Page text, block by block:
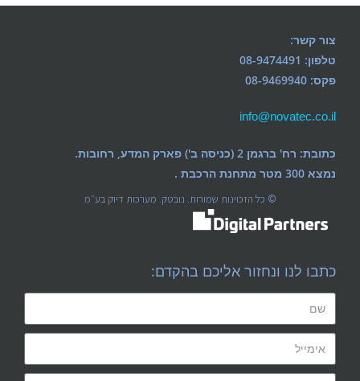
צור קשר:
טלפון: 08-9474491
פקס: 08-9469940
info@novatec.co.il
כתובת: רח' ברגמן 2 (כניסה ב') פארק המדע, רחובות.
נמצא 300 מטר מתחנת הרכבת .
© כל הזכוינות שמורות. נובטק. מערכות דיוק בע״מ
כתבו לנו ונחזור אליכם בהקדם: